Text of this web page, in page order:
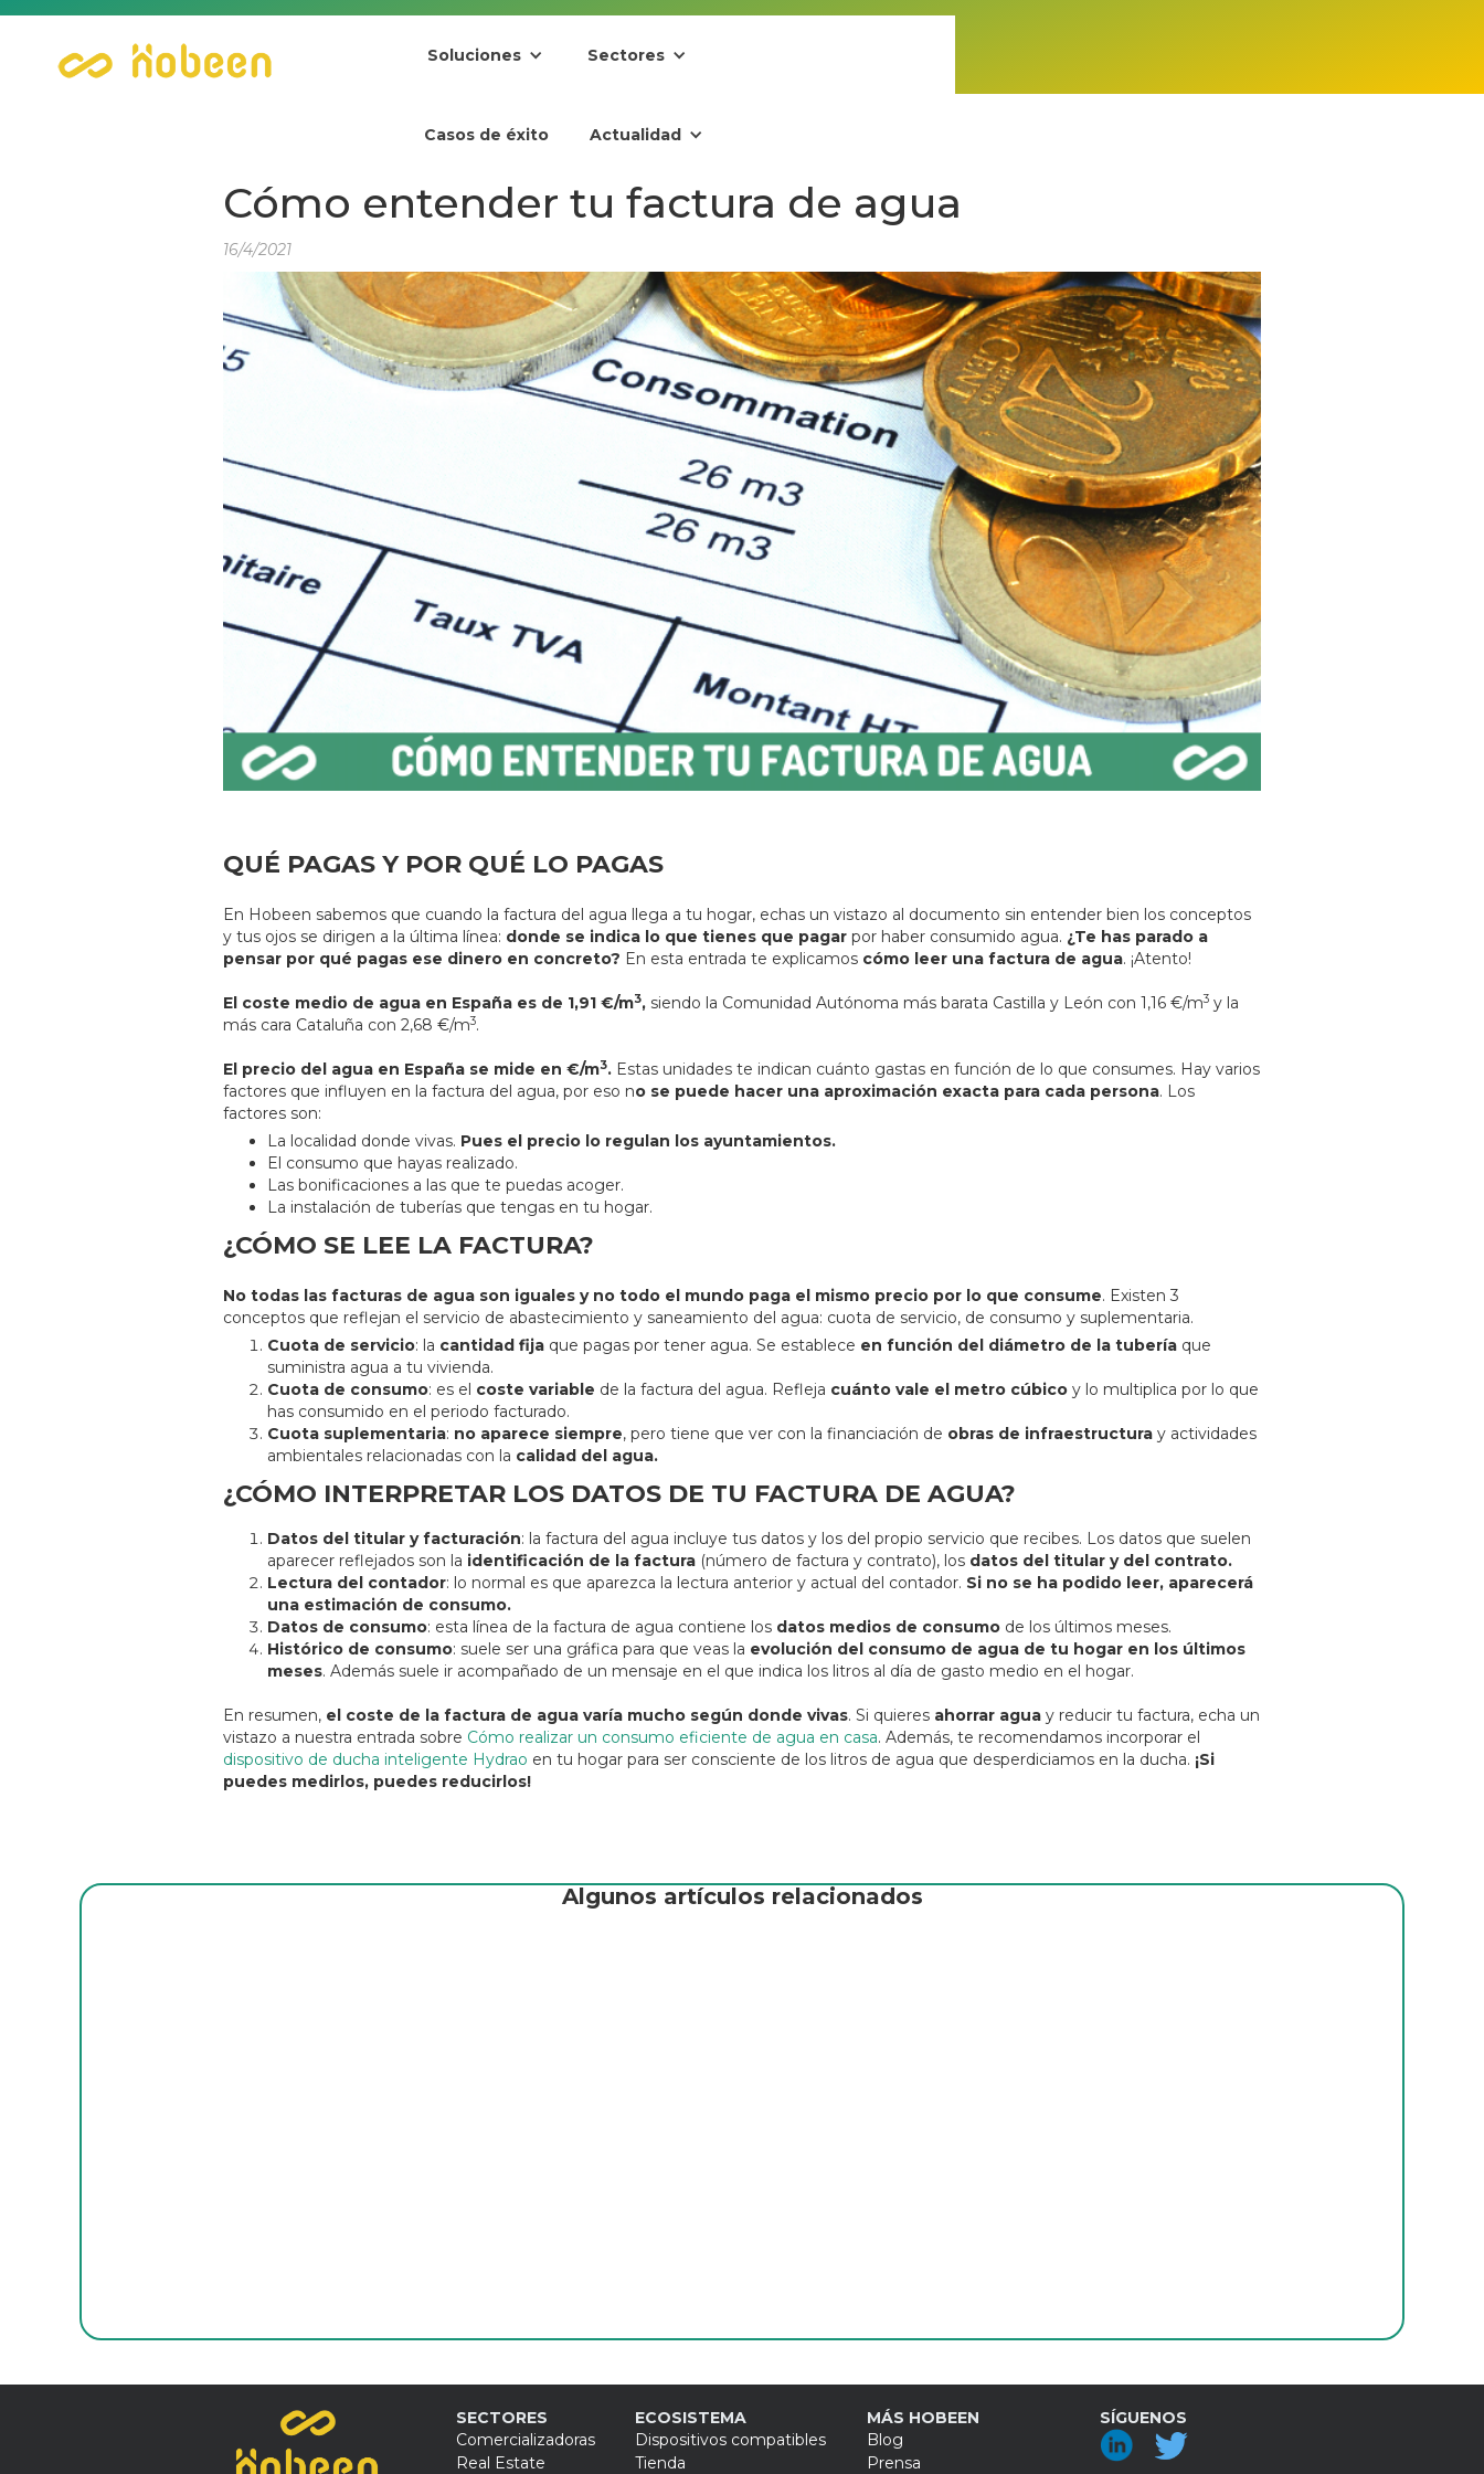
Soluciones Sectores
Casos de éxito Actualidad
Cómo entender tu factura de agua
16/4/2021
QUÉ PAGAS Y POR QUÉ LO PAGAS
En Hobeen sabemos que cuando la factura del agua llega a tu hogar, echas un vistazo al documento sin entender bien los conceptos
y tus ojos se dirigen a la última línea: donde se indica lo que tienes que pagar por haber consumido agua. ¿Te has parado a
pensar por qué pagas ese dinero en concreto? En esta entrada te explicamos cómo leer una factura de agua. ¡Atento!
El coste medio de agua en España es de 1,91 €/m3, siendo la Comunidad Autónoma más barata Castilla y León con 1,16 €/m3 y la
más cara Cataluña con 2,68 €/m3.
El precio del agua en España se mide en €/m3. Estas unidades te indican cuánto gastas en función de lo que consumes. Hay varios
factores que influyen en la factura del agua, por eso no se puede hacer una aproximación exacta para cada persona. Los
factores son:
La localidad donde vivas. Pues el precio lo regulan los ayuntamientos.
El consumo que hayas realizado.
Las bonificaciones a las que te puedas acoger.
La instalación de tuberías que tengas en tu hogar.
¿CÓMO SE LEE LA FACTURA?
No todas las facturas de agua son iguales y no todo el mundo paga el mismo precio por lo que consume. Existen 3
conceptos que reflejan el servicio de abastecimiento y saneamiento del agua: cuota de servicio, de consumo y suplementaria.
Cuota de servicio: la cantidad fija que pagas por tener agua. Se establece en función del diámetro de la tubería que
suministra agua a tu vivienda.
Cuota de consumo: es el coste variable de la factura del agua. Refleja cuánto vale el metro cúbico y lo multiplica por lo que
has consumido en el periodo facturado.
Cuota suplementaria: no aparece siempre, pero tiene que ver con la financiación de obras de infraestructura y actividades
ambientales relacionadas con la calidad del agua.
¿CÓMO INTERPRETAR LOS DATOS DE TU FACTURA DE AGUA?
Datos del titular y facturación: la factura del agua incluye tus datos y los del propio servicio que recibes. Los datos que suelen
aparecer reflejados son la identificación de la factura (número de factura y contrato), los datos del titular y del contrato.
Lectura del contador: lo normal es que aparezca la lectura anterior y actual del contador. Si no se ha podido leer, aparecerá
una estimación de consumo.
Datos de consumo: esta línea de la factura de agua contiene los datos medios de consumo de los últimos meses.
Histórico de consumo: suele ser una gráfica para que veas la evolución del consumo de agua de tu hogar en los últimos
meses. Además suele ir acompañado de un mensaje en el que indica los litros al día de gasto medio en el hogar.
En resumen, el coste de la factura de agua varía mucho según donde vivas. Si quieres ahorrar agua y reducir tu factura, echa un
vistazo a nuestra entrada sobre Cómo realizar un consumo eficiente de agua en casa. Además, te recomendamos incorporar el
dispositivo de ducha inteligente Hydrao en tu hogar para ser consciente de los litros de agua que desperdiciamos en la ducha. ¡Si
puedes medirlos, puedes reducirlos!
Algunos artículos relacionados
MÁS HOBEEN
Blog
Prensa
SÍGUENOS
SECTORES
Comercializadoras
Real Estate
ECOSISTEMA
Dispositivos compatibles
Tienda